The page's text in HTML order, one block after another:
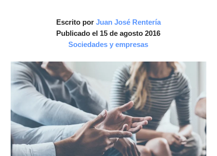
Escrito por Juan José Rentería
Publicado el 15 de agosto 2016
Sociedades y empresas